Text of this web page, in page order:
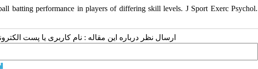
batting performance in players of differing skill levels. J Sport Exerc Psychol.
ارسال نظر درباره این مقاله : نام کاربری یا پست